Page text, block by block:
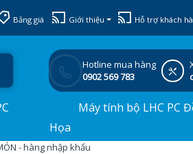
Bảng giá Giới thiệu Hỗ trợ khách
Hotline mua hàng
0902 569 783
Máy tính bộ LHC PC
Họa
- hàng nhập khẩu